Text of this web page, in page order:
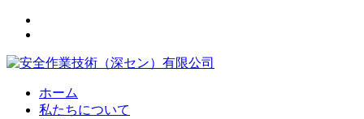
ホーム
私たちについて